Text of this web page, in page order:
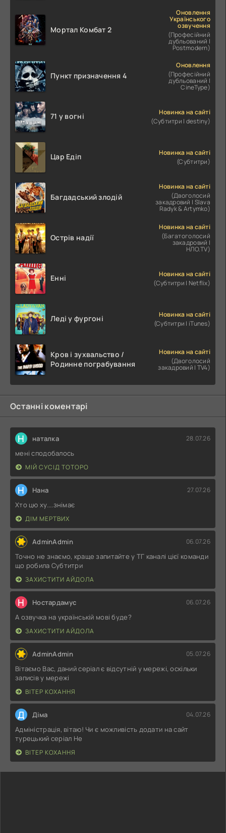
Мортал Комбат 2
Оновлення
Українського
озвучення
(Професійний
дубльований |
Postmodern)
Пункт призначення 4
Оновлення
(Професійний
дубльований |
CineType)
71 у вогні
Новинка на сайті
(Субтитри | destiny)
Цар Едіп
Новинка на сайті
(Субтитри)
Багдадський злодій
Новинка на сайті
(Двоголосий
закадровий | Slava
Radyk & Artymko)
Острів надії
Новинка на сайті
(Багатоголосий
закадровий |
НЛО.TV)
Енні
Новинка на сайті
(Субтитри | Netflix)
Леді у фургоні
Новинка на сайті
(Субтитри | iTunes)
Кров і зухвальство /
Родинне пограбування
Новинка на сайті
(Двоголосий
закадровий | TV4)
Останні коментарі
Н наталка 28.07.26
мені сподобалось
МІЙ СУСІД ТОТОРО
Н Нана 27.07.26
Хто цю ху....знімає
ДІМ МЕРТВИХ
AdminAdmin 06.07.26
Точно не знаємо, краще запитайте у ТГ каналі цієї команди
що робила Субтитри
ЗАХИСТИТИ АЙДОЛА
Н Ностардамус 06.07.26
А озвучка на українській мові буде?
ЗАХИСТИТИ АЙДОЛА
AdminAdmin 05.07.26
Вітаємо Вас, даний серіал є відсутній у мережі, оскільки
записів у мережі
ВІТЕР КОХАННЯ
Д Діма 04.07.26
Адміністрація, вітаю! Чи є можливість додати на сайт
турецький серіал Не
ВІТЕР КОХАННЯ